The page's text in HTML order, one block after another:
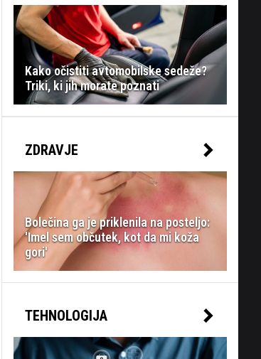
Kako očistiti avtomobilske sedeže?
Triki, ki jih morate poznati
ZDRAVJE
Bolečina ga je priklenila na posteljo:
'Imel sem občutek, kot da mi koža
gori'
TEHNOLOGIJA